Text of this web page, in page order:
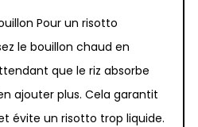
Pour un risotto
le bouillon chaud en
que le riz absorbe
ajouter plus. Cela garantit
évite un risotto trop liquide.